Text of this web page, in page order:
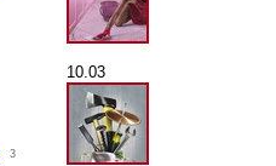
3
10.03